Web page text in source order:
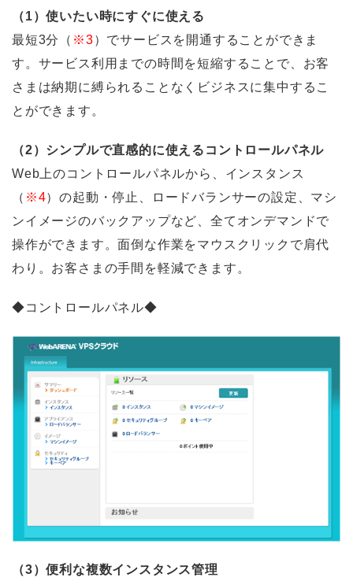
（1）使いたい時にすぐに使える
最短3分（ ※3）でサービスを開通することができま
す。サービス利用までの時間を短縮することで、お客
さまは納期に縛られることなくビジネスに集中するこ
とができます。
（2）シンプルで直感的に使えるコントロールパネル
Web上のコントロールパネルから、インスタンス
（ ※4）の起動・停止、ロードバランサーの設定、マシ
ンイメージのバックアップなど、全てオンデマンドで
操作ができます。面倒な作業をマウスクリックで肩代
わり。お客さまの手間を軽減できます。
◆コントロールパネル◆
（3）便利な複数インスタンス管理